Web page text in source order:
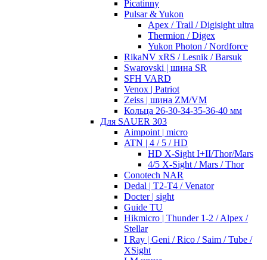
Picatinny
Pulsar & Yukon
Apex / Trail / Digisight ultra
Thermion / Digex
Yukon Photon / Nordforce
RikaNV xRS / Lesnik / Barsuk
Swarovski | шина SR
SFH VARD
Venox | Patriot
Zeiss | шина ZM/VM
Кольца 26-30-34-35-36-40 мм
Для SAUER 303
Aimpoint | micro
ATN | 4 / 5 / HD
HD X-Sight I+II/Thor/Mars
4/5 X-Sight / Mars / Thor
Conotech NAR
Dedal | T2-T4 / Venator
Docter | sight
Guide TU
Hikmicro | Thunder 1-2 / Alpex /
Stellar
I Ray | Geni / Rico / Saim / Tube /
XSight